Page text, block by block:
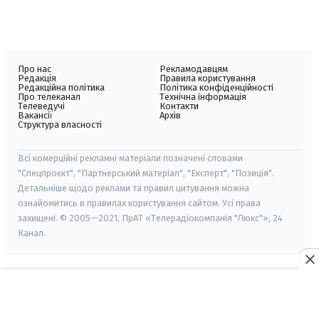
Про нас
Редакція
Редакційна політика
Про телеканал
Телеведучі
Вакансії
Структура власності
Рекламодавцям
Правила користування
Політика конфіденційності
Технічна інформація
Контакти
Архів
Всі комерційні рекламні матеріали позначені словами
"Спецпроєкт", "Партнерський матеріал", "Експерт", "Позиція".
Детальніше щодо реклами та правил цитування можна
ознайомитись в правилах користування сайтом. Усі права
захищені. © 2005—2021, ПрАТ «Телерадіокомпанія "Люкс"», 24
Канал.